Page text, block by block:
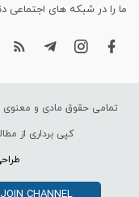
ما را در شبکه های اجتماعی
تمامی حقوق مادی و معنوی
کپی برداری از